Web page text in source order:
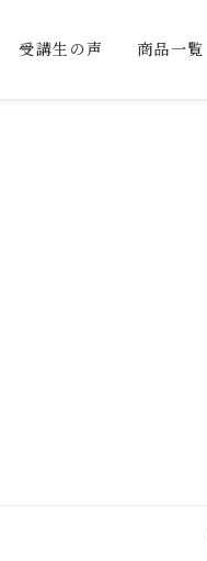
受講生の声 商品一覧